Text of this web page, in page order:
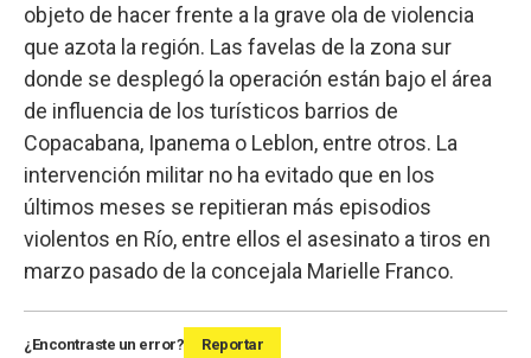
objeto de hacer frente a la grave ola de violencia
que azota la región. Las favelas de la zona sur
donde se desplegó la operación están bajo el área
de influencia de los turísticos barrios de
Copacabana, Ipanema o Leblon, entre otros. La
intervención militar no ha evitado que en los
últimos meses se repitieran más episodios
violentos en Río, entre ellos el asesinato a tiros en
marzo pasado de la concejala Marielle Franco.
¿Encontraste un error? Reportar